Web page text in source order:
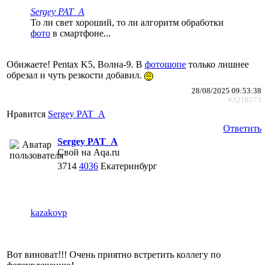
Sergey PAT_A
То ли свет хороший, то ли алгоритм обработки
фото в смартфоне...
Обижаете! Pentax K5, Волна-9. В фотошопе только лишнее
обрезал и чуть резкости добавил.
28/08/2025 09:53:38
#3218373
Нравится Sergey PAT_A
Ответить
Sergey PAT_A
Свой на Aqa.ru
3714 4036 Екатеринбург
kazakovp
Вот виноват!!! Очень приятно встретить коллегу по